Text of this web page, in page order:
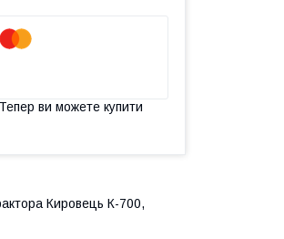
ви можете купити
Кировець К-700,